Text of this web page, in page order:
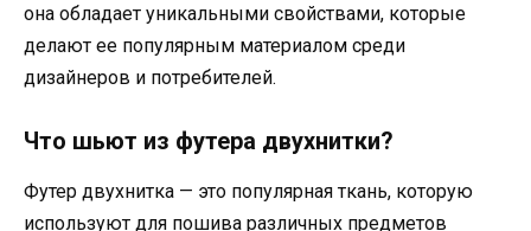
она обладает уникальными свойствами, которые
делают ее популярным материалом среди
дизайнеров и потребителей.
Что шьют из футера двухнитки?
Футер двухнитка — это популярная ткань, которую
используют для пошива различных предметов